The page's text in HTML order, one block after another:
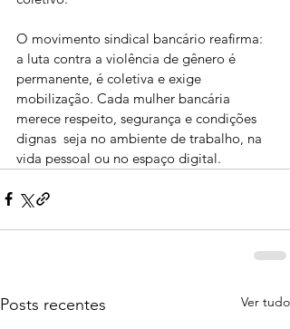
O movimento sindical bancário reafirma:
a luta contra a violência de gênero é
permanente, é coletiva e exige
mobilização. Cada mulher bancária
merece respeito, segurança e condições
dignas  seja no ambiente de trabalho, na
vida pessoal ou no espaço digital.
Posts recentes Ver tudo